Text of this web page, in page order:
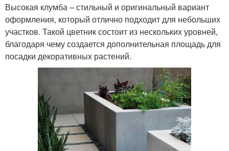
Высокая клумба – стильный и оригинальный вариант
оформления, который отлично подходит для небольших
участков. Такой цветник состоит из нескольких уровней,
благодаря чему создается дополнительная площадь для
посадки декоративных растений.